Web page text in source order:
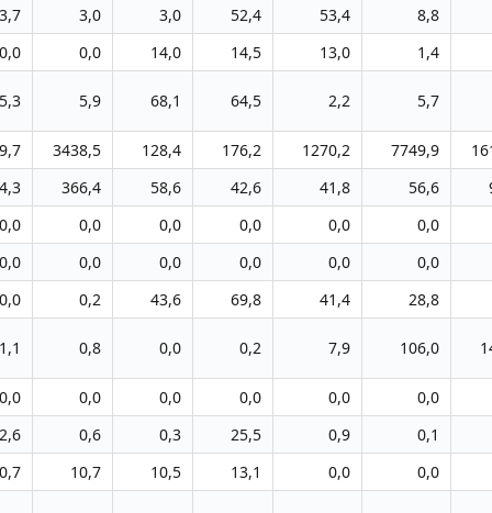
3,7
3,0 3,0 52,4 53,4
8,8
0,0
0,0 14,0 14,5 13,0 1,4
5,3 5,9 68,1 64,5 2,2 5,7
3438,5 128,4 176,2 1270,2 7749,9
366,4 58,6 42,6 41,8 56,6
0,0
0,0 0,0 0,0 0,0
0,0
0,0
0,0 0,0 0,0 0,0
0,0
0,0
0,2 43,6 69,8 41,4 28,8
1,1 0,8 0,0 0,2 7,9 106,0
0,0 0,0 0,0 0,0 0,0
0,0
2,6
0,6 0,3 25,5 0,9
0,1
10,7 10,5 13,1 0,0 0,0